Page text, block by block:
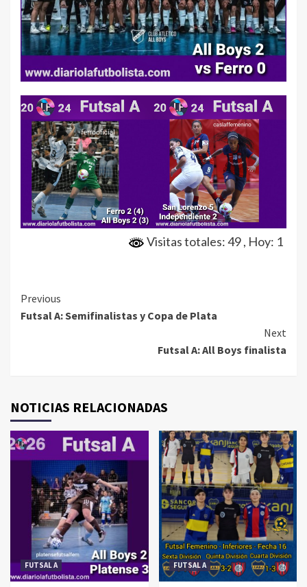
Visitas totales: 49, Hoy: 1
Continue
Reading
Previous
Futsal A: Semifinalistas y Copa de Plata
Next
Futsal A: All Boys finalista
NOTICIAS RELACIONADAS
FUTSAL A FUTSAL A